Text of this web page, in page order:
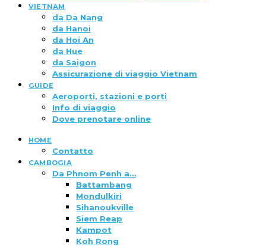
VIETNAM
da Da Nang
da Hanoi
da Hoi An
da Hue
da Saigon
Assicurazione di viaggio Vietnam
GUIDE
Aeroporti, stazioni e porti
Info di viaggio
Dove prenotare online
HOME
Contatto
CAMBOGIA
Da Phnom Penh a…
Battambang
Mondulkiri
Sihanoukville
Siem Reap
Kampot
Koh Rong